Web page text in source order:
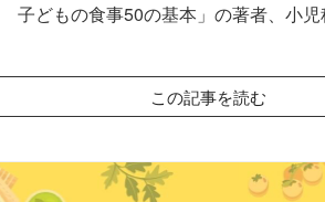
子どもの食事50の基本」の著者、小
この記事を読む